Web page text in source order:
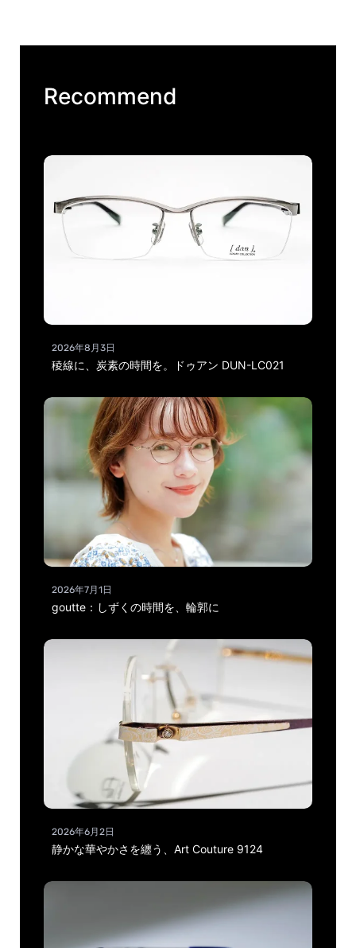
Recommend
2026年8月3日
稜線に、炭素の時間を。ドゥアン DUN-LC021
2026年7月1日
goutte：しずくの時間を、輪郭に
2026年6月2日
静かな華やかさを纏う、Art Couture 9124